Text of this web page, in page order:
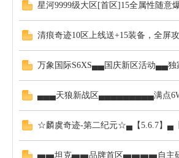
星河9999级大区[首区]15全属性随意
清痕奇迹10区上线送+15装备，全屏
万象国际S6XS▄▄国庆新区活动▄▄
▄▄▄天狼新战区▄▄▄▄▄▄▄▄▄满点
☆麟虞奇迹-第二纪元☆▄【5.6.7】▄
▅▅坦克▅▅品牌首区▅▅▅▅自主研